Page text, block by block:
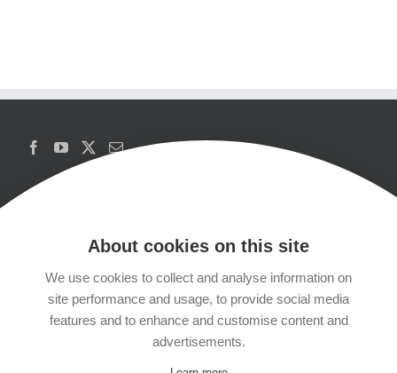
Copyrights
Datenschutzerklärung
About cookies on this site
We use cookies to collect and analyse information on
site performance and usage, to provide social media
features and to enhance and customise content and
advertisements.